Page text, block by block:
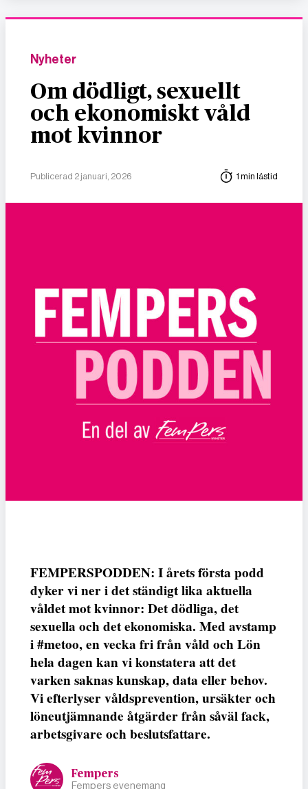
Nyheter
Om dödligt, sexuellt
och ekonomiskt våld
mot kvinnor
Publicerad 2 januari, 2026 1 min lästid
FEMPERSPODDEN: I årets första podd
dyker vi ner i det ständigt lika aktuella
våldet mot kvinnor: Det dödliga, det
sexuella och det ekonomiska. Med avstamp
i #metoo, en vecka fri från våld och Lön
hela dagen kan vi konstatera att det
varken saknas kunskap, data eller behov.
Vi efterlyser våldsprevention, ursäkter och
löneutjämnande åtgärder från såväl fack,
arbetsgivare och beslutsfattare.
Fempers
Fempers evenemang